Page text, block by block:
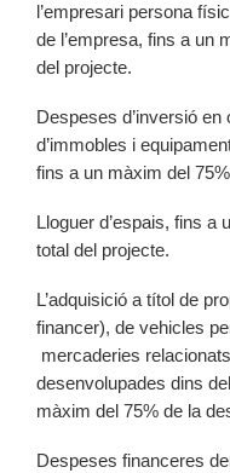
l’empresari persona
de l’empresa, fins a un
del projecte.
Despeses d’inversió en
d’immobles i
fins a un màxim del
Lloguer d’espais, fins a
total del projecte.
L’adquisició a títol de
financer), de vehicles
mercaderies
desenvolupades dins
màxim del 75% de la
Despeses financeres